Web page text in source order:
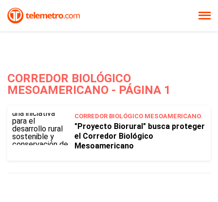
CORREDOR BIOLÓGICO
MESOAMERICANO - PÁGINA 1
CORREDOR BIOLÓGICO MESOAMERICANO.
"Proyecto Biorural" busca proteger
el Corredor Biológico
Mesoamericano